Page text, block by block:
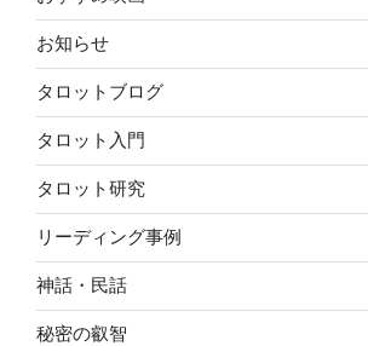
お知らせ
タロットブログ
タロット入門
タロット研究
リーディング事例
神話・民話
秘密の叡智